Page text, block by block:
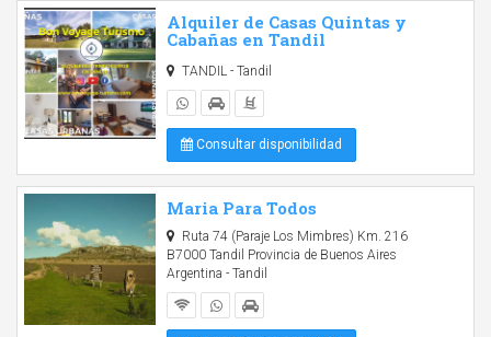
Alquiler de Casas Quintas y
Cabañas en Tandil
TANDIL - Tandil
Consultar disponibilidad
Maria Para Todos
Ruta 74 (Paraje Los Mimbres) Km. 216
B7000 Tandil Provincia de Buenos Aires
Argentina - Tandil